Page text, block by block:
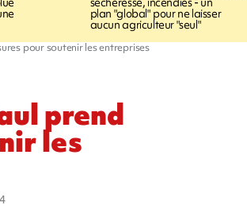
plan "global" pour ne laisser
aucun agriculteur "seul"
pour soutenir les entreprises
prend
les